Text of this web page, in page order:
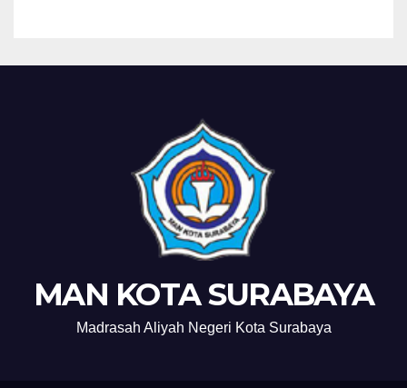
MAN KOTA SURABAYA
Madrasah Aliyah Negeri Kota Surabaya